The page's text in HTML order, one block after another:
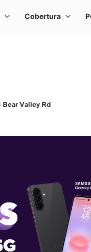
Valley Rd